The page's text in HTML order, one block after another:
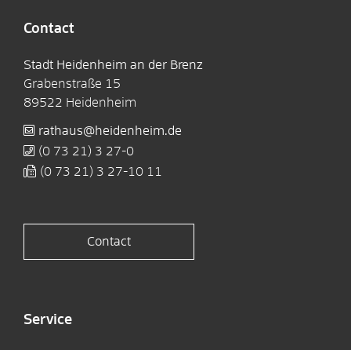
Contact
Stadt Heidenheim an der Brenz
Grabenstraße 15
89522 Heidenheim
rathaus@heidenheim.de
(0 73 21) 3 27-0
(0 73 21) 3 27-10 11
Contact
Service